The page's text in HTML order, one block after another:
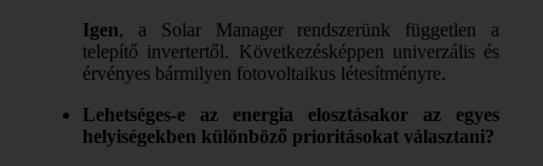
Igen, a Solar Manager rendszerünk független a
telepítő invertertől. Következésképpen univerzális és
érvényes bármilyen fotovoltaikus létesítményre.
Lehetséges-e az energia elosztásakor az egyes
helyiségekben különböző prioritásokat választani?